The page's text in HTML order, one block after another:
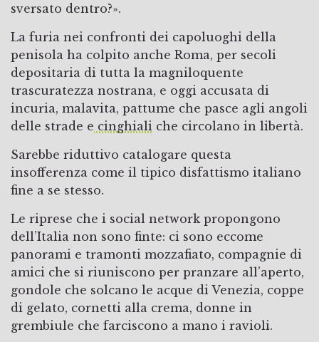
sversato dentro?».
La furia nei confronti dei capoluoghi della
penisola ha colpito anche Roma, per secoli
depositaria di tutta la magniloquente
trascuratezza nostrana, e oggi accusata di
incuria, malavita, pattume che pasce agli angoli
delle strade e cinghiali che circolano in libertà.
Sarebbe riduttivo catalogare questa
insofferenza come il tipico disfattismo italiano
fine a se stesso.
Le riprese che i social network propongono
dell’Italia non sono finte: ci sono eccome
panorami e tramonti mozzafiato, compagnie di
amici che si riuniscono per pranzare all’aperto,
gondole che solcano le acque di Venezia, coppe
di gelato, cornetti alla crema, donne in
grembiule che farciscono a mano i ravioli.